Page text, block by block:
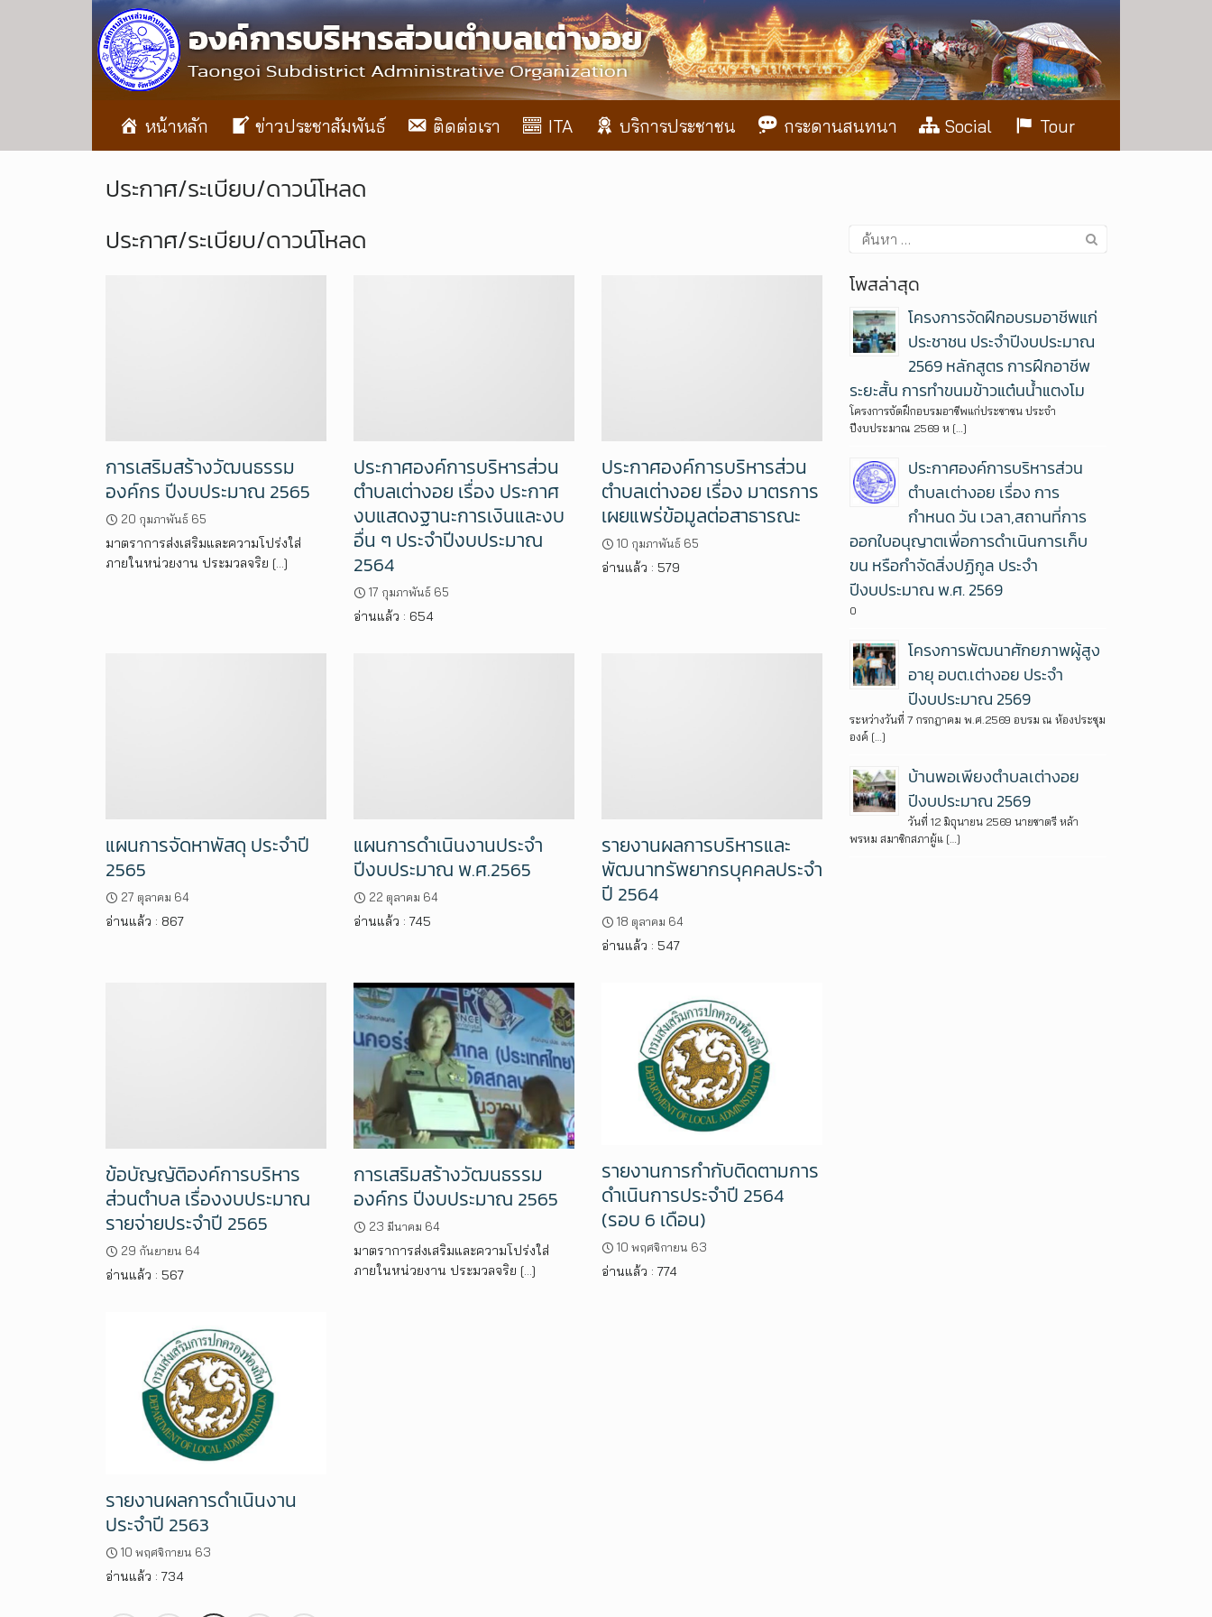
หน้าหลัก ข่าวประชาสัมพันธ์ ติดต่อเรา ITA บริการประชาชน กระดานสนทนา Social Tour
ประกาศ/ระเบียบ/ดาวน์โหลด
ประกาศ/ระเบียบ/ดาวน์โหลด
การเสริมสร้างวัฒนธรรม
องค์กร ปีงบประมาณ 2565
20 กุมภาพันธ์ 65
มาตราการส่งเสริมและความโปร่งใส่
ภายในหน่วยงาน ประมวลจริย […]
ประกาศองค์การบริหารส่วน
ตำบลเต่างอย เรื่อง ประกาศ
งบแสดงฐานะการเงินและงบ
อื่น ๆ ประจำปีงบประมาณ
2564
17 กุมภาพันธ์ 65
อ่านแล้ว : 654
ประกาศองค์การบริหารส่วน
ตำบลเต่างอย เรื่อง มาตรการ
เผยแพร่ข้อมูลต่อสาธารณะ
10 กุมภาพันธ์ 65
อ่านแล้ว : 579
แผนการจัดหาพัสดุ ประจำปี
2565
27 ตุลาคม 64
อ่านแล้ว : 867
แผนการดำเนินงานประจำ
ปีงบประมาณ พ.ศ.2565
22 ตุลาคม 64
อ่านแล้ว : 745
รายงานผลการบริหารและ
พัฒนาทรัพยากรบุคคลประจำ
ปี 2564
18 ตุลาคม 64
อ่านแล้ว : 547
ข้อบัญญัติองค์การบริหาร
ส่วนตำบล เรื่องงบประมาณ
รายจ่ายประจำปี 2565
29 กันยายน 64
อ่านแล้ว : 567
การเสริมสร้างวัฒนธรรม
องค์กร ปีงบประมาณ 2565
23 มีนาคม 64
มาตราการส่งเสริมและความโปร่งใส่
ภายในหน่วยงาน ประมวลจริย […]
รายงานการกำกับติดตามการ
ดำเนินการประจำปี 2564
(รอบ 6 เดือน)
10 พฤศจิกายน 63
อ่านแล้ว : 774
รายงานผลการดำเนินงาน
ประจำปี 2563
10 พฤศจิกายน 63
อ่านแล้ว : 734
โพสล่าสุด
โครงการจัดฝึกอบรมอาชีพแก่
ประชาชน ประจำปีงบประมาณ
2569 หลักสูตร การฝึกอาชีพ
ระยะสั้น การทำขนมข้าวแต๋นน้ำแตงโม
โครงการจัดฝึกอบรมอาชีพแก่ประชาชน ประจำ
ปีงบประมาณ 2569 ห […]
ประกาศองค์การบริหารส่วน
ตำบลเต่างอย เรื่อง การ
กำหนด วัน เวลา,สถานที่การ
ออกใบอนุญาตเพื่อการดำเนินการเก็บ
ขน หรือกำจัดสิ่งปฏิกูล ประจำ
ปีงบประมาณ พ.ศ. 2569
0
โครงการพัฒนาศักยภาพผู้สูง
อายุ อบต.เต่างอย ประจำ
ปีงบประมาณ 2569
ระหว่างวันที่ 7 กรกฎาคม พ.ศ.2569 อบรม ณ ห้องประชุม
องค์ […]
บ้านพอเพียงตำบลเต่างอย
ปีงบประมาณ 2569
วันที่ 12 มิถุนายน 2569 นายชาตรี หล้า
พรหม สมาชิกสภาผู้แ […]